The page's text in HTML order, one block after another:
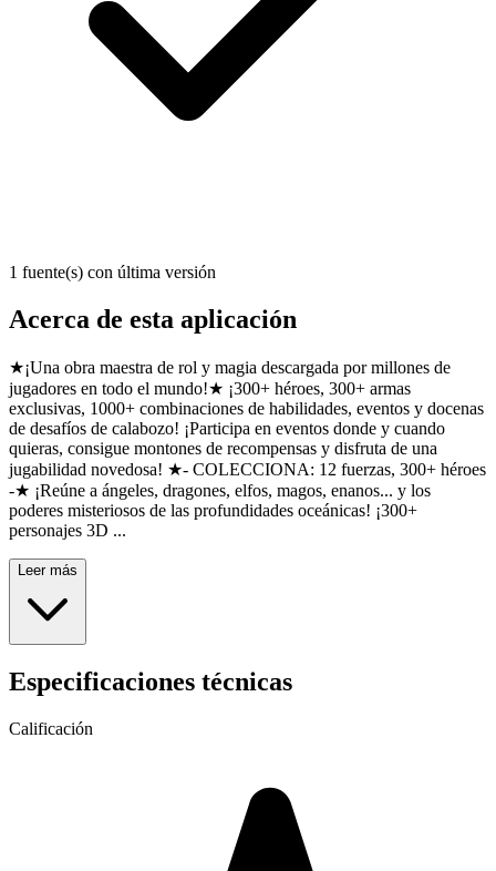
1 fuente(s) con última versión
Acerca de esta aplicación
★¡Una obra maestra de rol y magia descargada por millones de
jugadores en todo el mundo!★ ¡300+ héroes, 300+ armas
exclusivas, 1000+ combinaciones de habilidades, eventos y docenas
de desafíos de calabozo! ¡Participa en eventos donde y cuando
quieras, consigue montones de recompensas y disfruta de una
jugabilidad novedosa! ★- COLECCIONA: 12 fuerzas, 300+ héroes
-★ ¡Reúne a ángeles, dragones, elfos, magos, enanos... y los
poderes misteriosos de las profundidades oceánicas! ¡300+
personajes 3D ...
Leer más
Especificaciones técnicas
Calificación